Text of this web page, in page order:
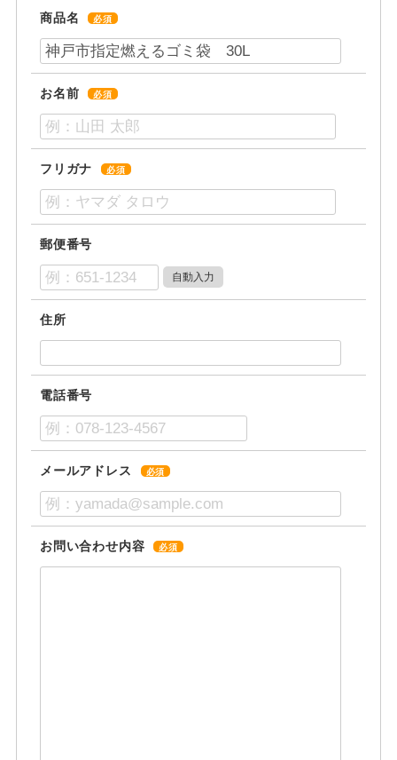
商品名 必須
お名前 必須
フリガナ 必須
郵便番号
住所
電話番号
メールアドレス 必須
お問い合わせ内容 必須